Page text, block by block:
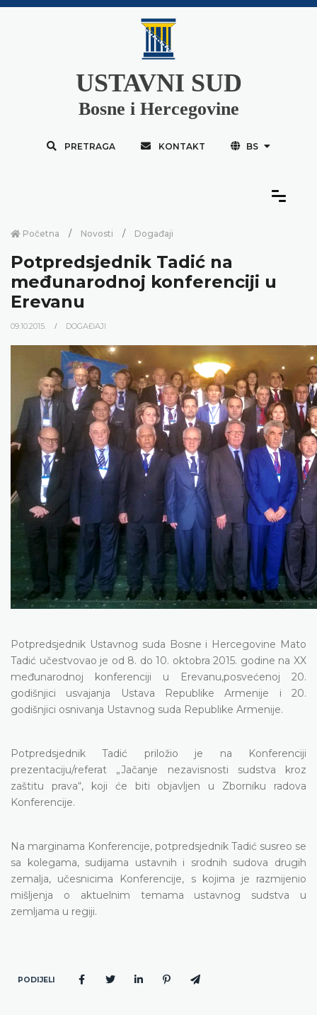
USTAVNI SUD
Bosne i Hercegovine
PRETRAGA KONTAKT BS
Početna Novosti Događaji
Potpredsjednik Tadić na
međunarodnoj konferenciji u
Erevanu
09.10.2015. DOGAĐAJI
Potpredsjednik Ustavnog suda Bosne i Hercegovine Mato
Tadić učestvovao je od 8. do 10. oktobra 2015. godine na XX
međunarodnoj konferenciji u Erevanu,posvećenoj 20.
godišnjici usvajanja Ustava Republike Armenije i 20.
godišnjici osnivanja Ustavnog suda Republike Armenije.
Potpredsjednik Tadić priložio je na Konferenciji
prezentaciju/referat „Jačanje nezavisnosti sudstva kroz
zaštitu prava“, koji će biti objavljen u Zborniku radova
Konferencije.
Na marginama Konferencije, potpredsjednik Tadić susreo se
sa kolegama, sudijama ustavnih i srodnih sudova drugih
zemalja, učesnicima Konferencije, s kojima je razmijenio
mišljenja o aktuelnim temama ustavnog sudstva u
zemljama u regiji.
PODIJELI